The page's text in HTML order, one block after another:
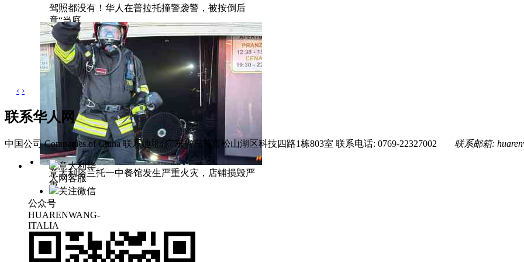
驾照都没有！华人在普拉托撞警袭警，被按倒后
竟“当庭
意大利塔兰托一中餐馆发生严重火灾，店铺损毁严
重
‹ ›
联系华人网
中国公司 Companies of China 联系地址: 广东省东莞市松山湖区科技四路1栋803室 联系电话: 0769-22327002 联系邮箱:
意大利华
人网客服
关注微信
公众号
HUARENWANG-
ITALIA